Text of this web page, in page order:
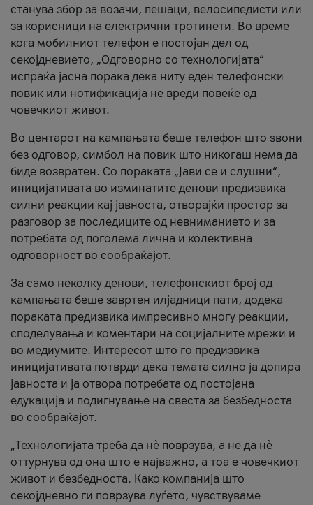
станува збор за возачи, пешаци, велосипедисти или
за корисници на електрични тротинети. Во време
кога мобилниот телефон е постојан дел од
секојдневието, „Одговорно со технологијата“
испраќа јасна порака дека ниту еден телефонски
повик или нотификација не вреди повеќе од
човечкиот живот.
Во центарот на кампањата беше телефон што ѕвони
без одговор, симбол на повик што никогаш нема да
биде возвратен. Со пораката „Јави се и слушни“,
иницијативата во изминатите денови предизвика
силни реакции кај јавноста, отворајќи простор за
разговор за последиците од невниманието и за
потребата од поголема лична и колективна
одговорност во сообраќајот.
За само неколку денови, телефонскиот број од
кампањата беше завртен илјадници пати, додека
пораката предизвика импресивно многу реакции,
споделувања и коментари на социјалните мрежи и
во медиумите. Интересот што го предизвика
иницијативата потврди дека темата силно ја допира
јавноста и ја отвора потребата од постојана
едукација и подигнување на свеста за безбедноста
во сообраќајот.
„Технологијата треба да нè поврзува, а не да нè
оттурнува од она што е најважно, а тоа е човечкиот
живот и безбедноста. Како компанија што
секојдневно ги поврзува луѓето, чувствуваме